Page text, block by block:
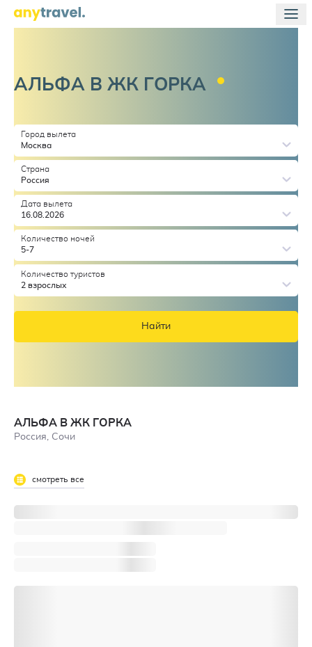
АЛЬФА В ЖК ГОРКА
Город вылета
Москва
Страна
Россия
Дата вылета
16.08.2026
Количество ночей
5-7
Количество туристов
2 взрослых
Найти
АЛЬФА В ЖК ГОРКА
Россия, Сочи
смотреть все